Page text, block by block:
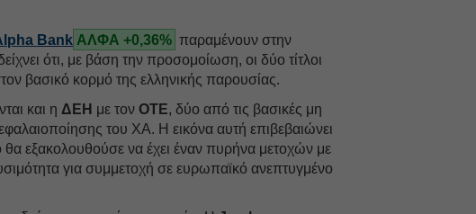
Bank ΑΛΦΑ +0,36% παραμένουν στην
ότι, με βάση την προσομοίωση, οι δύο τίτλοι
βασικό κορμό της ελληνικής παρουσίας.
και ηΔΕΗ με τονΟΤΕ, δύο από τις βασικές μη
του ΧΑ. Η εικόνα αυτή επιβεβαιώνει
θα εξακολουθούσε να έχει έναν πυρήνα μετοχών με
για συμμετοχή σε ευρωπαϊκό ανεπτυγμένο